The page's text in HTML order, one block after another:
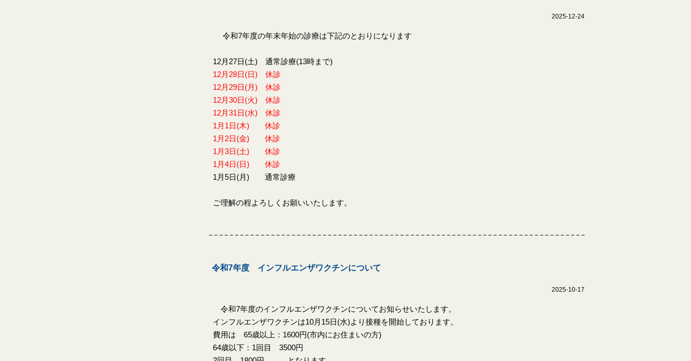
2025-12-24
令和7年度の年末年始の診療は下記のとおりになります
12月27日(土) 通常診療(13時まで)
12月28日(日) 休診
12月29日(月) 休診
12月30日(火) 休診
12月31日(水) 休診
1月1日(木) 休診
1月2日(金) 休診
1月3日(土) 休診
1月4日(日) 休診
1月5日(月) 通常診療
ご理解の程よろしくお願いいたします。
令和7年度 インフルエンザワクチンについて
2025-10-17
令和7年度のインフルエンザワクチンについてお知らせいたします。
インフルエンザワクチンは10月15日(水)より接種を開始しております。
費用は 65歳以上：1600円(市内にお住まいの方)
64歳以下：1回目 3500円